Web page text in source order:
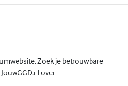
Zoek je betrouwbare
over